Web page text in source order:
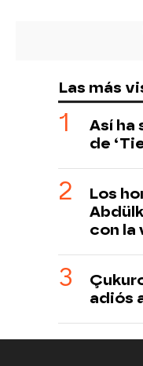
Las más
Así ha
de
Los
con la
adiós